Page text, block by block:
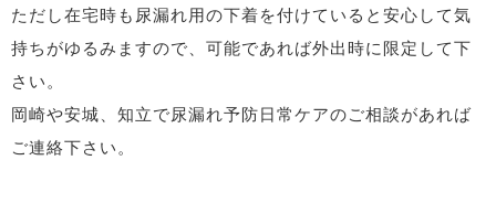
ただし在宅時も尿漏れ用の下着を付けていると安心して気
持ちがゆるみますので、可能であれば外出時に限定して下
さい。
岡崎や安城、知立で尿漏れ予防日常ケアのご相談があれば
ご連絡下さい。